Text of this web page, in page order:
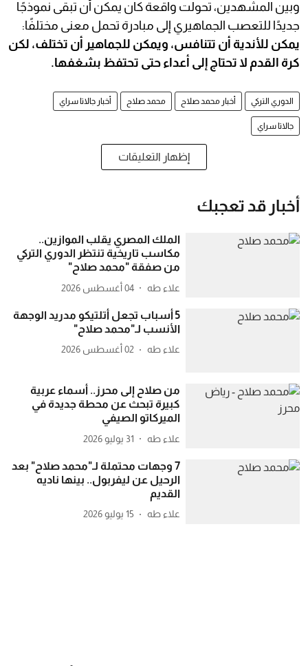
وبين المشهدين، تحولت واقعة كان يمكن أن تبقى نموذجًا
جديدًا للتعصب الجماهيري إلى مبادرة تحمل معنى مختلفًا:
يمكن للأندية أن تتنافس، ويمكن للجماهير أن تختلف، لكن
كرة القدم لا تحتاج إلى أعداء حتى تحتفظ بشغفها.
الدوري التركي أخبار محمد صلاح محمد صلاح أخبار جالاتا سراي
جالاتا سراي
إظهار التعليقات
أخبار قد تعجبك
الملك المصري يقلب الموازين..
مكاسب تاريخية تنتظر الدوري التركي
من صفقة "محمد صلاح"
علاء طه 04 أغسطس 2026
5 أسباب تجعل أتلتيكو مدريد الوجهة
الأنسب لـ"محمد صلاح"
علاء طه 02 أغسطس 2026
من صلاح إلى محرز.. أسماء عربية
كبيرة تبحث عن محطة جديدة في
الميركاتو الصيفي
علاء طه 31 يوليو 2026
7 وجهات محتملة لـ"محمد صلاح" بعد
الرحيل عن ليفربول.. بينها ناديه
القديم
علاء طه 15 يوليو 2026